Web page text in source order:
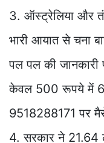
3. ऑस्ट्रेलिया और
भारी आयात से चना
पल पल की जानकारी
केवल 500 रूपये में 6
9518288171 पर
4. सरकार ने